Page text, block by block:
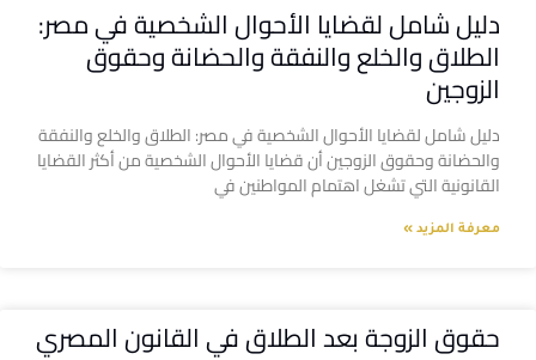
دليل شامل لقضايا الأحوال الشخصية في مصر:
الطلاق والخلع والنفقة والحضانة وحقوق
الزوجين
دليل شامل لقضايا الأحوال الشخصية في مصر: الطلاق والخلع والنفقة
والحضانة وحقوق الزوجين أن قضايا الأحوال الشخصية من أكثر القضايا
القانونية التي تشغل اهتمام المواطنين في
معرفة المزيد »
حقوق الزوجة بعد الطلاق في القانون المصري